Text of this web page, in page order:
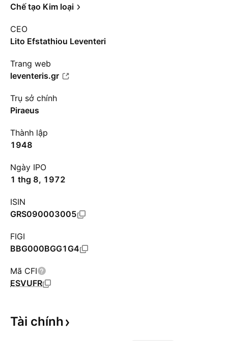
Chế tạo Kim loại
CEO
Lito Efstathiou Leventeri
Trang web
leventeris.gr
Trụ sở chính
Piraeus
Thành lập
1948
Ngày IPO
1 thg 8, 1972
ISIN
GRS090003005
FIGI
BBG000BGG1G4
Mã CFI
ESVUFR
Tài chính